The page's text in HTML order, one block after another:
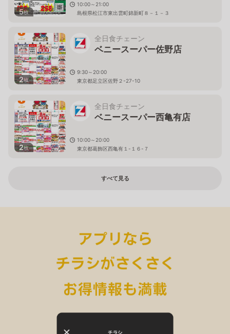
5枚
10:00～21:00
島根県松江市東出雲町錦新町８－１－３
2枚
全日食チェーン
ベニースーパー佐野店
9:30～20:00
東京都足立区佐野２-27-10
2枚
全日食チェーン
ベニースーパー西亀有店
10:00～20:00
東京都葛飾区西亀有１-１６-７
すべて見る